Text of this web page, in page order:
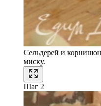
Сельдерей и
миску.
Шаг 2